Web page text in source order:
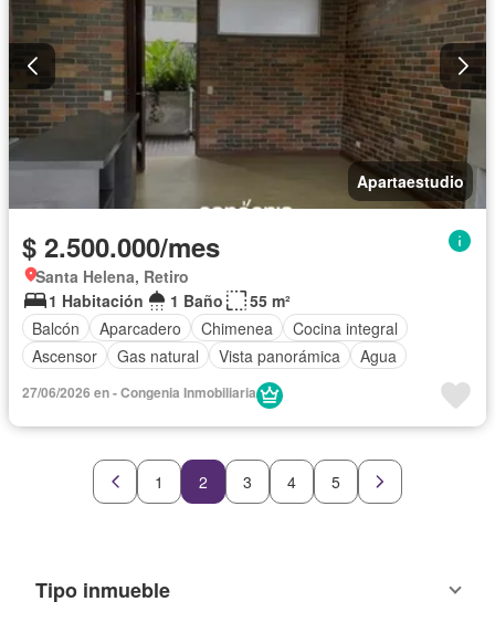
Apartaestudio
$ 2.500.000/mes
Santa Helena, Retiro
1 Habitación
1 Baño
55 m²
Balcón
Aparcadero Chimenea
Cocina integral
Ascensor
Gas natural Vista panorámica Agua
27/06/2026 en - Congenia Inmobiliaria
1 2 3 4 5
Tipo inmueble